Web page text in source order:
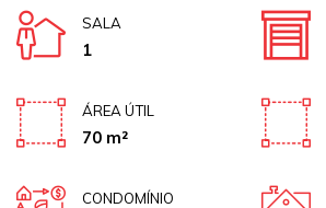
SALA
1
ÁREA ÚTIL
70 m²
CONDOMÍNIO